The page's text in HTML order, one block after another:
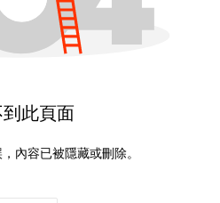
此頁面
內容已被隱藏或刪除。